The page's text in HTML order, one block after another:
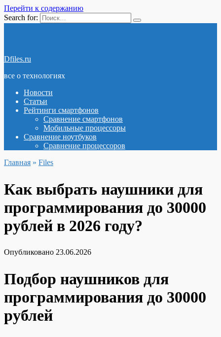
Перейти к содержанию
Search for:
Dfiles.ru
все о технологиях
Новости
Статьи
Рейтинги смартфонов
Сравнение смартфонов
Мобильные процессоры
Сравнение ноутбуков
Сравнение процессоров
Главная » Files
Как выбрать наушники для
программирования до 30000
рублей в 2026 году?
Опубликовано 23.06.2026
Подбор наушников для
программирования до 30000
рублей